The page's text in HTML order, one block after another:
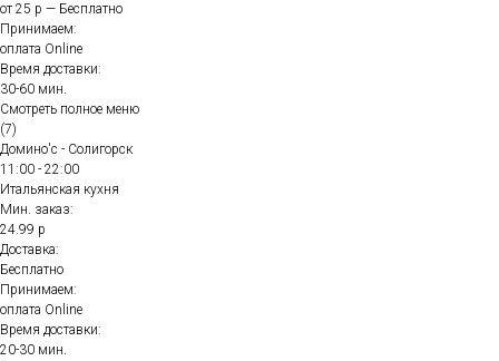
от 25 р — Бесплатно
Принимаем:
оплата Online
Время доставки:
30-60 мин.
Смотреть полное меню
(7)
Домино'с - Солигорск
11:00 - 22:00
Итальянская кухня
Мин. заказ:
24.99 р
Доставка:
Бесплатно
Принимаем:
оплата Online
Время доставки:
20-30 мин.